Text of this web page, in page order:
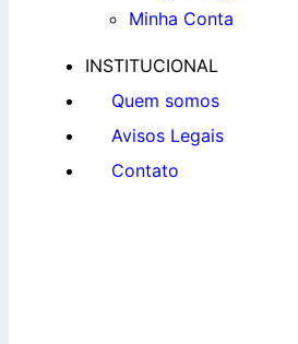
Minha Conta
INSTITUCIONAL
Quem somos
Avisos Legais
Contato